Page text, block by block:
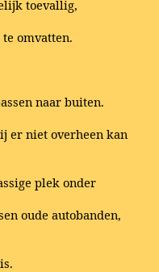
toevallig,
omvatten.
naar buiten.
er niet overheen kan
plek onder
oude autobanden,